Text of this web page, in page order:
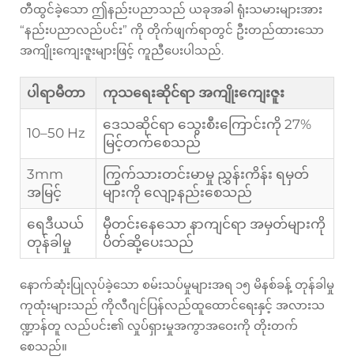
တီထွင်ခဲ့သော ဤနည်းပညာသည် ယခုအခါ ရုံးသမားများအား
“နည်းပညာလည်ပင်း” ကို တိုက်ဖျက်ရာတွင် ဦးတည်ထားသော
အကျိုးကျေးဇူးများဖြင့် ကူညီပေးပါသည်.
ပါရာမီတာ ကုသရေးဆိုင်ရာ အကျိုးကျေးဇူး
10–50 Hz
ဒေသဆိုင်ရာ သွေးစီးကြောင်းကို 27%
မြင့်တက်စေသည်
3mm
အမြင့်
ကြွက်သားတင်းမာမှု ညွှန်းကိန်း ရမှတ်
များကို လျော့နည်းစေသည်
ရေဒီယယ်
တုန်ခါမှု
မှီတင်းနေသော နာကျင်ရာ အမှတ်များကို
ပိတ်ဆို့ပေးသည်
နောက်ဆုံးပြုလုပ်ခဲ့သော စမ်းသပ်မှုများအရ ၁၅ မိနစ်ခန့် တုန်ခါမှု
ကုထုံးများသည် ကိုလီဂျင်ပြန်လည်ထူထောင်ရေးနှင့် အလားသ
ဏ္ဍာန်တူ လည်ပင်း၏ လှုပ်ရှားမှုအကွာအဝေးကို တိုးတက်
စေသည်။